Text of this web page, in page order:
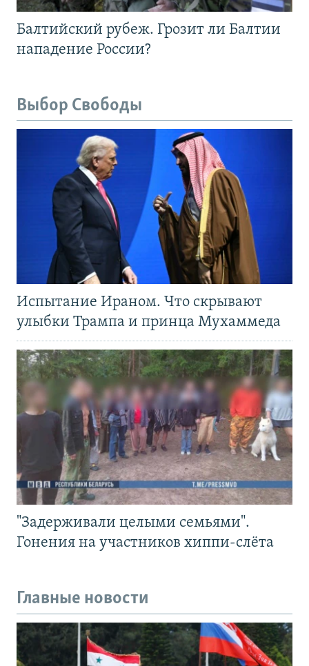
Балтийский рубеж. Грозит ли Балтии
нападение России?
Выбор Свободы
Испытание Ираном. Что скрывают
улыбки Трампа и принца Мухаммеда
"Задерживали целыми семьями".
Гонения на участников хиппи-слёта
Главные новости